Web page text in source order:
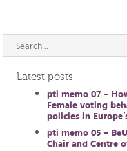
Latest posts
pti memo 07 –
Female voting
policies in
pti memo 05 –
Chair and Centre